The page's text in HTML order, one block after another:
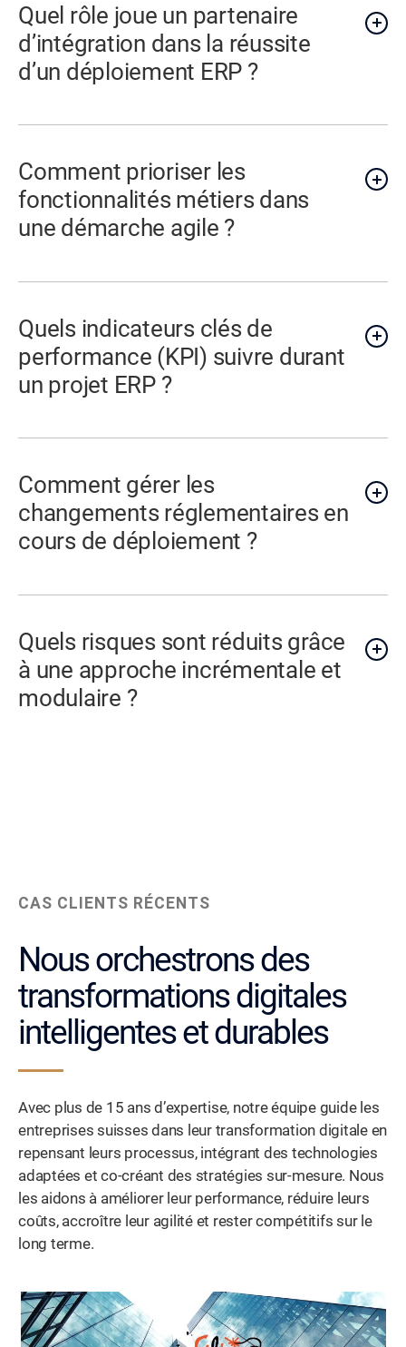
Quel rôle joue un partenaire
d’intégration dans la réussite
d’un déploiement ERP ?
Comment prioriser les
fonctionnalités métiers dans
une démarche agile ?
Quels indicateurs clés de
performance (KPI) suivre durant
un projet ERP ?
Comment gérer les
changements réglementaires en
cours de déploiement ?
Quels risques sont réduits grâce
à une approche incrémentale et
modulaire ?
CAS CLIENTS RÉCENTS
Nous orchestrons des
transformations digitales
intelligentes et durables
Avec plus de 15 ans d’expertise, notre équipe guide les
entreprises suisses dans leur transformation digitale en
repensant leurs processus, intégrant des technologies
adaptées et co-créant des stratégies sur-mesure. Nous
les aidons à améliorer leur performance, réduire leurs
coûts, accroître leur agilité et rester compétitifs sur le
long terme.